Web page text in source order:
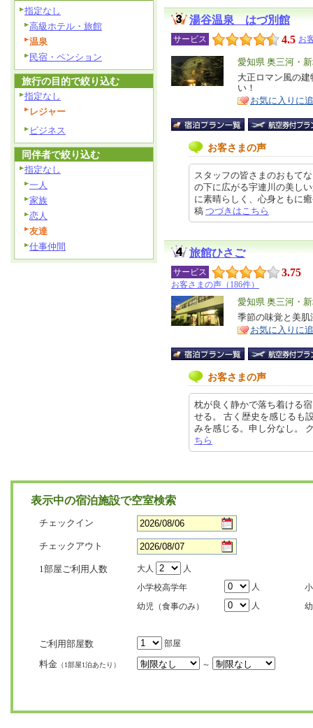
湯谷温泉 はづ別館
サービス 4.5 お
エ
リ
ア
愛知県 奥三河・
特
徴
大正ロマン風の
い！
お気に入りに
お客さまの声
スタッフの皆さまのおもて
の下に広がる宇連川の美し
に素晴らしく、心身ともに
稿 つづきはこちら
旅館ひさご
サービス 3.75
お客さまの声（186件）
エ
リ
ア
愛知県 奥三河・
特
徴
季節の味覚と美
お気に入りに
お客さまの声
枕が良く静かで落ち着ける
せる。 古く歴史を感じるも
みを感じる。申し分なし。
ちら
指定なし
高級ホテル・旅館
温泉
民宿・ペンション
旅行の目的で絞り込む
指定なし
レジャー
ビジネス
同伴者で絞り込む
指定なし
一人
家族
恋人
友達
仕事仲間
表示中の宿泊施設で空室検索
チェックイン
チェックアウト
1部屋ご利用人数 大人
人
小学校高学年
人
幼児（食事のみ）
人
ご利用部屋数 部屋
料金 （1部屋1泊あたり） ～